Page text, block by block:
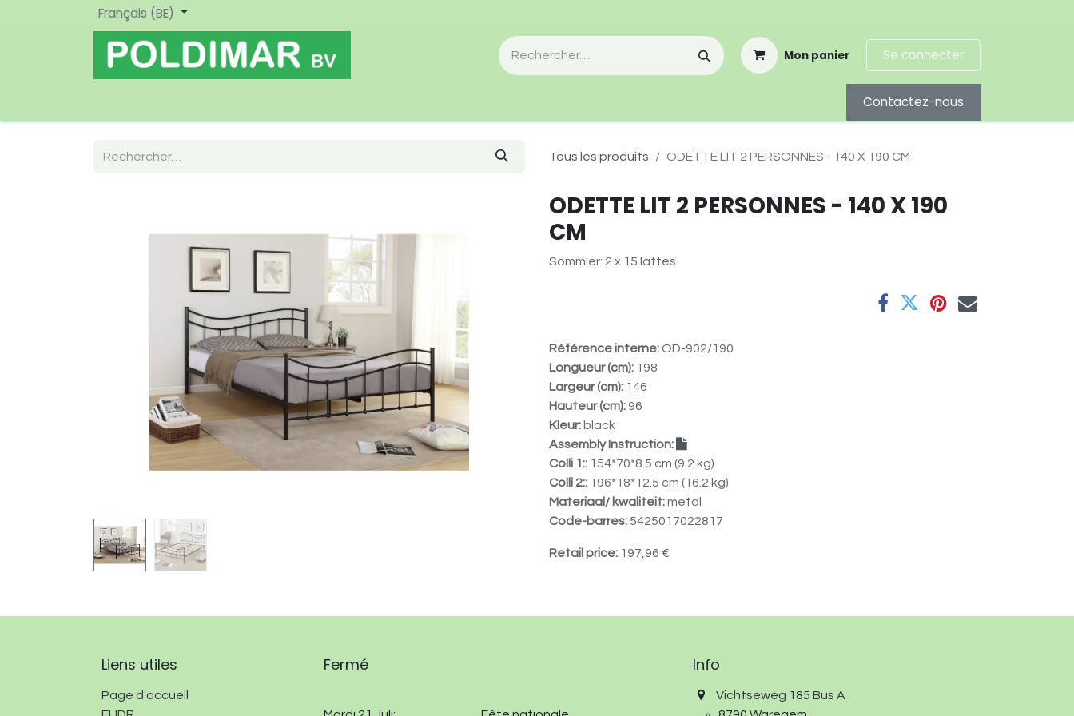
Français (BE)
Mon panier Se connecter
Contactez-nous
Tous les produits ODETTE LIT 2 PERSONNES - 140 X 190 CM
ODETTE LIT 2 PERSONNES - 140 X 190
CM
Sommier: 2 x 15 lattes
Référence interne: OD-902/190
Longueur (cm): 198
Largeur (cm): 146
Hauteur (cm): 96
Kleur: black
Assembly Instruction:
Colli 1:: 154*70*8.5 cm (9.2 kg)
Colli 2:: 196*18*12.5 cm (16.2 kg)
Materiaal/ kwaliteit:metal
Code-barres:5425017022817
Retail price: 197,96 €
Liens utiles
Page d'accueil
Fermé Info
Vichtseweg 185 Bus A